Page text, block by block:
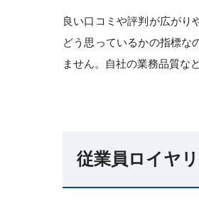
良い口コミや評判が広がり
どう思っているかの指標な
ません。自社の業務品質な
従業員ロイヤ